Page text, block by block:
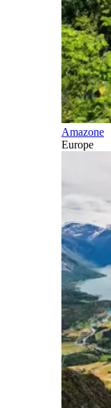
Amazone
Europe